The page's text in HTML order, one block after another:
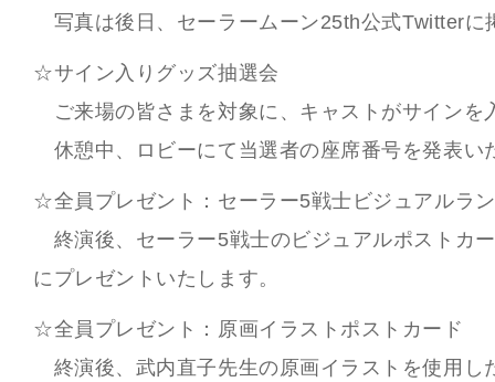
写真は後日、セーラームーン25th公式Twitterに
☆サイン入りグッズ抽選会
ご来場の皆さまを対象に、キャストがサインを
休憩中、ロビーにて当選者の座席番号を発表い
☆全員プレゼント：セーラー5戦士ビジュアルラ
終演後、セーラー5戦士のビジュアルポストカ
にプレゼントいたします。
☆全員プレゼント：原画イラストポストカード
終演後、武内直子先生の原画イラストを使用し